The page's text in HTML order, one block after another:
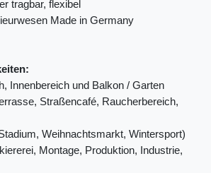
tragbar, flexibel
Made in Germany
Innenbereich und Balkon / Garten
Straßencafé, Raucherbereich,
Weihnachtsmarkt, Wintersport)
Montage, Produktion, Industrie,